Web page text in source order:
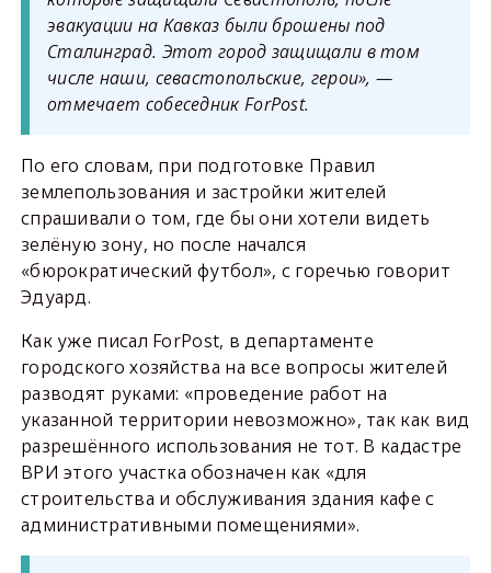
эвакуации на Кавказ были брошены под
Сталинград. Этот город защищали в том
числе наши, севастопольские, герои», —
отмечает собеседник ForPost.
По его словам, при подготовке Правил
землепользования и застройки жителей
спрашивали о том, где бы они хотели видеть
зелёную зону, но после начался
«бюрократический футбол», с горечью говорит
Эдуард.
Как уже писал ForPost, в департаменте
городского хозяйства на все вопросы жителей
разводят руками: «проведение работ на
указанной территории невозможно», так как вид
разрешённого использования не тот. В кадастре
ВРИ этого участка обозначен как «для
строительства и обслуживания здания кафе с
административными помещениями».